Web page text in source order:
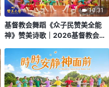
10:31
基督教会舞蹈《众子民赞美全能
神》赞美诗歌｜2026基督教会综